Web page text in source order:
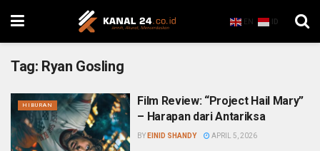
EN ID
Tag: Ryan Gosling
HIBURAN
Film Review: “Project Hail Mary”
– Harapan dari Antariksa
BY EINID SHANDY APRIL 5, 2026